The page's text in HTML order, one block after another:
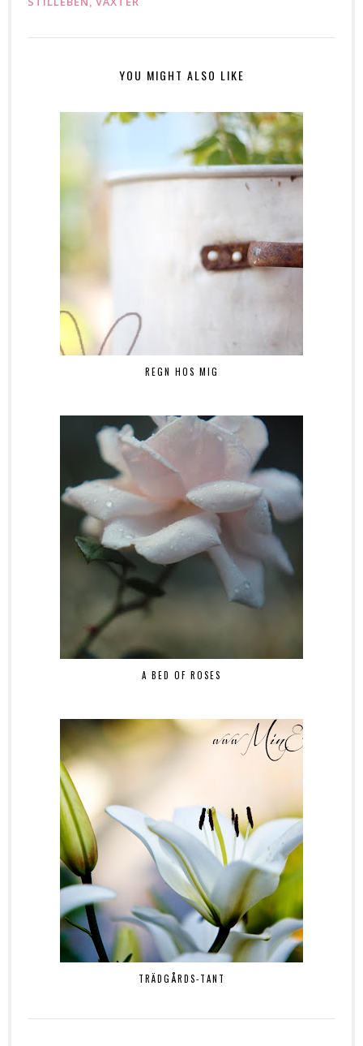
YOU MIGHT ALSO LIKE
REGN HOS MIG
A BED OF ROSES
TRÄDGÅRDS-TANT